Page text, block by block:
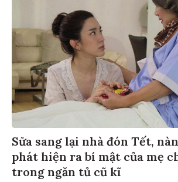
Sửa sang lại nhà đón Tết,
phát hiện ra bí mật của mẹ
trong ngăn tủ cũ kĩ